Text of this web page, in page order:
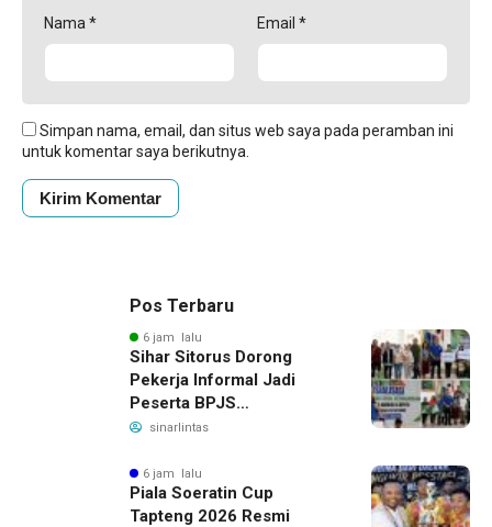
Nama * Email *
Simpan nama, email, dan situs web saya pada peramban ini
untuk komentar saya berikutnya.
Pos Terbaru
6 jam lalu
Sihar Sitorus Dorong
Pekerja Informal Jadi
Peserta BPJS
Ketenagakerjaan, Manfaat
Juta
sinarlintas
6 jam lalu
Piala Soeratin Cup
Tapteng 2026 Resmi